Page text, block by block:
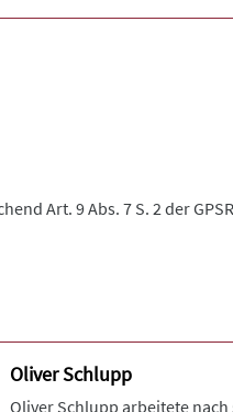
Art. 9 Abs. 7 S. 2 der
Oliver Schlupp
Oliver Schlupp arbeitete